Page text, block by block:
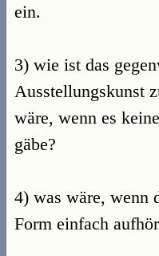
ein.
3) wie ist das
Ausstellungskunst
wäre, wenn es
gäbe?
4) was wäre, wenn
Form einfach